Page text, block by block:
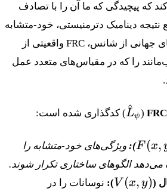
که پیچیدگی که ما آن را با تصادف
نتیجه دینامیک دترمنیستی، خود-متشابه
و رزونانسی است. به جای جهانی از شانس، FRC واقعیتی از
را که در مقیاس‌های متعدد عمل
(
L
^ψ ) کدگذاری شده است:
F (x,
): ویژگی‌های خود-متشابه را
می‌دهد الگوهای ساختاری تکرار شوند.
(
V (x, y)
): نوسانات را در